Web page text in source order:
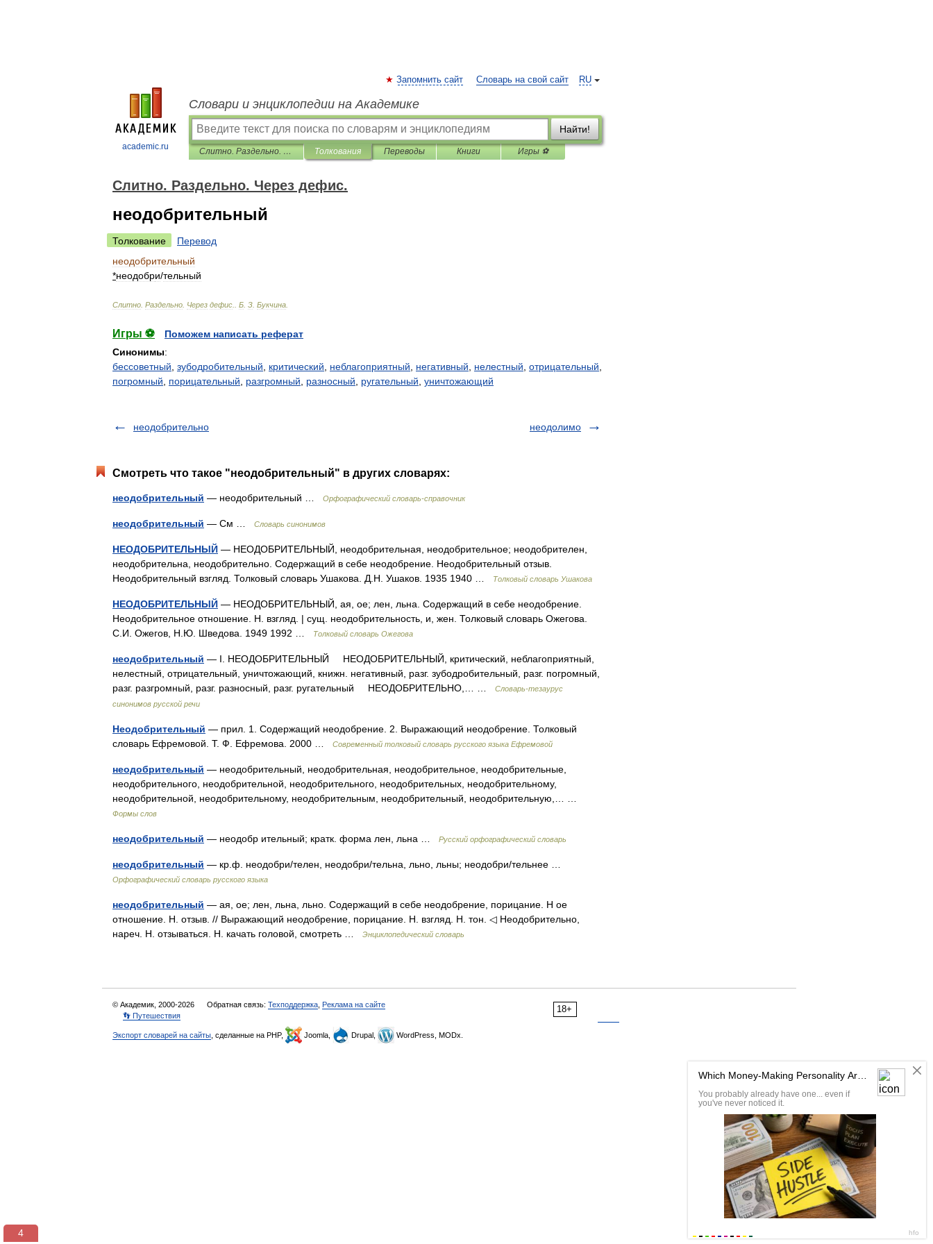
academic.ru
RU
Запомнить сайт Словарь на свой сайт
Словари и энциклопедии на Академике
Найти!
Слитно. Раздельно. Через дефис. Толкования Переводы Книги Игры ⚽
Слитно. Раздельно. Через дефис.
неодобрительный
Толкование
Перевод
неодобрительный
*неодобри/тельный
Слитно Раздельно Через дефис Б З Букчина
Игры ⚽
Поможем написать реферат
Синонимы:
бессоветный зубодробительный критический неблагоприятный негативный нелестный отрицательный
погромный
порицательный разгромный разносный ругательный уничтожающий
неодобрительно неодолимо
Смотреть что такое "неодобрительный" в других словарях:
неодобрительный — неодобрительный … Орфографический словарь-справочник
неодобрительный — См … Словарь синонимов
НЕОДОБРИТЕЛЬНЫЙ — НЕОДОБРИТЕЛЬНЫЙ, неодобрительная, неодобрительное; неодобрителен,
неодобрительна, неодобрительно. Содержащий в себе неодобрение. Неодобрительный отзыв.
Неодобрительный взгляд. Толковый словарь Ушакова. Д.Н. Ушаков. 1935 1940 …
Толковый словарь Ушакова
НЕОДОБРИТЕЛЬНЫЙ — НЕОДОБРИТЕЛЬНЫЙ, ая, ое; лен, льна. Содержащий в себе неодобрение.
Неодобрительное отношение. Н. взгляд. | сущ. неодобрительность, и, жен. Толковый словарь Ожегова.
С.И. Ожегов, Н.Ю. Шведова. 1949 1992 …
Толковый словарь Ожегова
неодобрительный — I. НЕОДОБРИТЕЛЬНЫЙ НЕОДОБРИТЕЛЬНЫЙ, критический, неблагоприятный,
нелестный, отрицательный, уничтожающий, книжн. негативный, разг. зубодробительный, разг. погромный,
разг. разгромный, разг. разносный, разг. ругательный НЕОДОБРИТЕЛЬНО,… …
Словарь-тезаурус
синонимов русской речи
Неодобрительный — прил. 1. Содержащий неодобрение. 2. Выражающий неодобрение. Толковый
словарь Ефремовой. Т. Ф. Ефремова. 2000 …
Современный толковый словарь русского языка Ефремовой
неодобрительный — неодобрительный, неодобрительная, неодобрительное, неодобрительные,
неодобрительного, неодобрительной, неодобрительного, неодобрительных, неодобрительному,
неодобрительной, неодобрительному, неодобрительным, неодобрительный, неодобрительную,… …
Формы слов
неодобрительный — неодобр ительный; кратк. форма лен, льна … Русский орфографический словарь
неодобрительный — кр.ф. неодобри/телен, неодобри/тельна, льно, льны; неодобри/тельнее …
Орфографический словарь русского языка
неодобрительный — ая, ое; лен, льна, льно. Содержащий в себе неодобрение, порицание. Н ое
отношение. Н. отзыв. // Выражающий неодобрение, порицание. Н. взгляд. Н. тон. ◁ Неодобрительно,
нареч. Н. отзываться. Н. качать головой, смотреть …
Энциклопедический словарь
18+
© Академик, 2000-2026 Обратная связь: Техподдержка Реклама на сайте
👣 Путешествия
Экспорт словарей на сайты , сделанные на PHP, Joomla, Drupal, WordPress, MODx.
3